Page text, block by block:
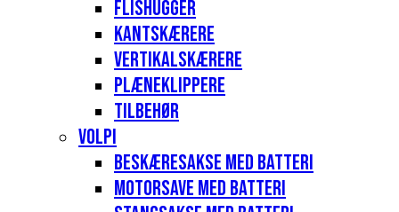
Flishugger
Kantskærere
Vertikalskærere
Plæneklippere
Tilbehør
Volpi
Beskæresakse med batteri
Motorsave med batteri